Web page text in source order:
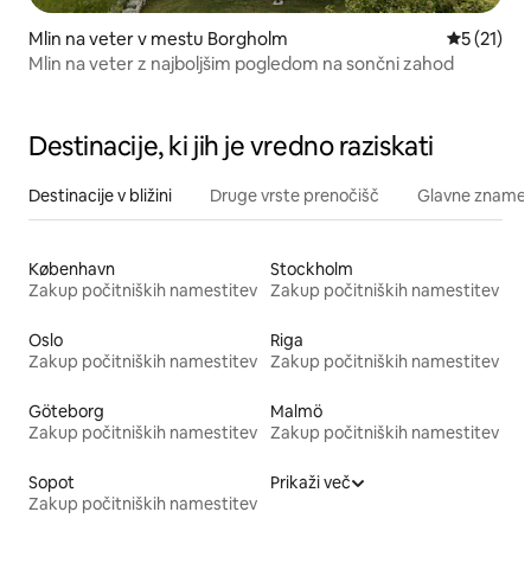
Mlin na veter v mestu Borgholm
5 (21)
Mlin na veter z najboljšim pogledom na sončni zahod
Destinacije, ki jih je vredno raziskati
Destinacije v bližini Druge vrste prenočišč Glavne
København
Zakup počitniških namestitev
Stockholm
Zakup počitniških namestitev
Oslo
Zakup počitniških namestitev
Riga
Zakup počitniških namestitev
Göteborg
Zakup počitniških namestitev
Malmö
Zakup počitniških namestitev
Sopot
Zakup počitniških namestitev
Prikaži več